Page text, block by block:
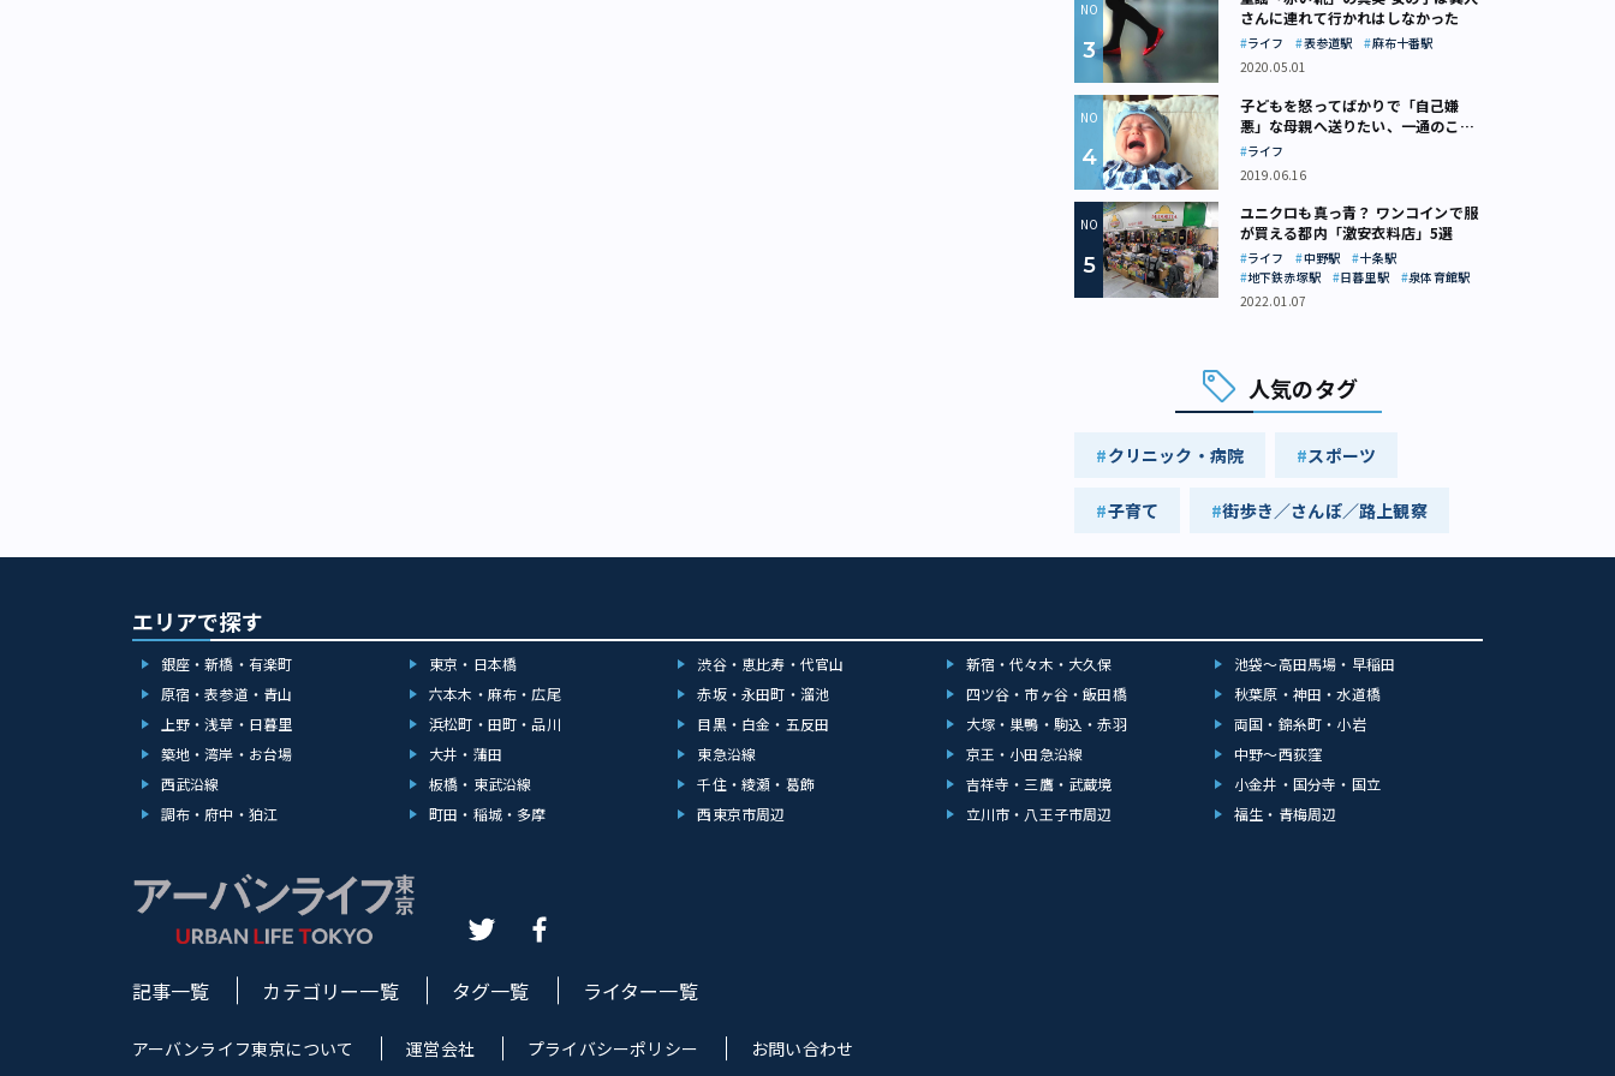
さんに連れて行かれはしなかった
ライフ 表参道駅
麻布十番駅
2020.05.01
子どもを怒ってばかりで「自己嫌
悪」な母親へ送りたい、一通のここ
ろの処方箋
ライフ
2019.06.16
ユニクロも真っ青？ ワンコインで服
が買える都内「激安衣料店」5選
ライフ 中野駅
十条駅
地下鉄赤塚駅
日暮里駅
泉体育館駅
2022.01.07
人気のタグ
クリニック・病院 スポーツ
子育て 街歩き／さんぽ／路上観察
エリアで探す
銀座・新橋・有楽町 東京・日本橋 渋谷・恵比寿・代官山 新宿・代々木・大久保
池袋～高田馬場・早稲田
原宿・表参道・青山
六本木・麻布・広尾 赤坂・永田町・溜池 四ツ谷・市ヶ谷・飯田橋
秋葉原・神田・水道橋
上野・浅草・日暮里
浜松町・田町・品川 目黒・白金・五反田 大塚・巣鴨・駒込・赤羽
両国・錦糸町・小岩
築地・湾岸・お台場
大井・蒲田 東急沿線 京王・小田急沿線
中野～西荻窪
西武沿線
板橋・東武沿線 千住・綾瀬・葛飾 吉祥寺・三鷹・武蔵境
小金井・国分寺・国立
調布・府中・狛江
町田・稲城・多摩 西東京市周辺 立川市・八王子市周辺 福生・青梅周辺
記事一覧 カテゴリー一覧 タグ一覧 ライター一覧
アーバンライフ東京について 運営会社 プライバシーポリシー お問い合わせ